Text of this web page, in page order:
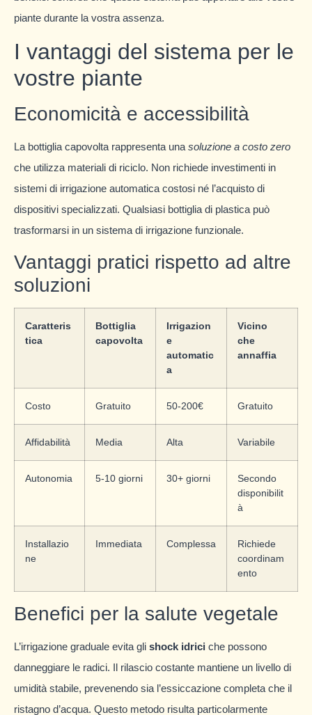
piante durante la vostra assenza.
I vantaggi del sistema per le
vostre piante
Economicità e accessibilità
La bottiglia capovolta rappresenta una soluzione a costo zero
che utilizza materiali di riciclo. Non richiede investimenti in
sistemi di irrigazione automatica costosi né l’acquisto di
dispositivi specializzati. Qualsiasi bottiglia di plastica può
trasformarsi in un sistema di irrigazione funzionale.
Vantaggi pratici rispetto ad altre
soluzioni
Caratteris
tica
Bottiglia
capovolta
Irrigazion
e
automatic
a
Vicino
che
annaffia
Costo Gratuito 50-200€ Gratuito
Affidabilità Media Alta Variabile
Autonomia 5-10 giorni 30+ giorni
Secondo
disponibilit
à
Installazio
ne
Immediata Complessa
Richiede
coordinam
ento
Benefici per la salute vegetale
L’irrigazione graduale evita gli shock idrici che possono
danneggiare le radici. Il rilascio costante mantiene un livello di
umidità stabile, prevenendo sia l’essiccazione completa che il
ristagno d’acqua. Questo metodo risulta particolarmente